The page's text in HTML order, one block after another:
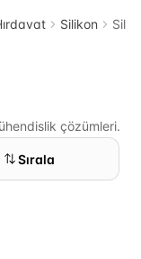
Silikon
çözümleri.
Sırala